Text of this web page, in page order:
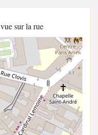
vue sur la rue